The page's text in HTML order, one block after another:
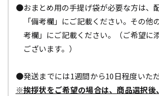
●おまとめ用の手提げ袋が必要な方は、
「備考欄」にご記載ください。その他
考欄」にご記載ください。（ご希望に
ございます。）
●発送までには1週間から10日程度いただ
※挨拶状をご希望の場合は、商品選択後